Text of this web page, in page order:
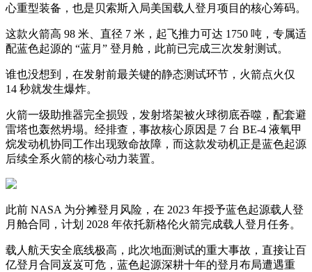
心重型装备，也是贝索斯入局美国载人登月项目的核心筹码。
这款火箭高 98 米、直径 7 米，起飞推力可达 1750 吨，专属适
配蓝色起源的 “蓝月” 登月舱，此前已完成三次发射测试。
谁也没想到，在发射前最关键的静态测试环节，火箭点火仅
14 秒就发生爆炸。
火箭一级助推器完全损毁，发射塔架被火球彻底吞噬，配套避
雷塔也轰然坍塌。经排查，事故核心原因是 7 台 BE-4 液氧甲
烷发动机协同工作出现致命故障，而这款发动机正是蓝色起源
后续全系火箭的核心动力装置。
此前 NASA 为分摊登月风险，在 2023 年授予蓝色起源载人登
月舱合同，计划 2028 年依托新格伦火箭完成载人登月任务。
载人航天安全底线极高，此次地面测试的重大事故，直接让百
亿登月合同岌岌可危，蓝色起源深耕十年的登月布局遭遇重